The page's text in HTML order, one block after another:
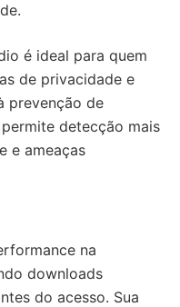
é ideal para quem
de privacidade e
prevenção de
detecção mais
e ameaças
na
downloads
do acesso. Sua